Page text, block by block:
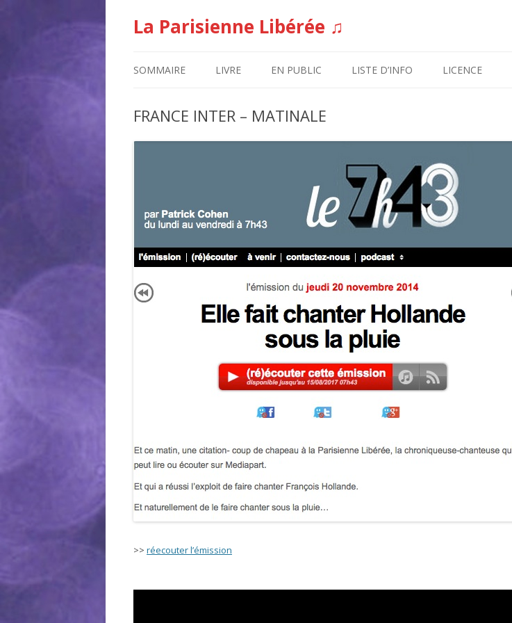
La Parisienne Libérée ♫
SOMMAIRE LIVRE EN PUBLIC LISTE D’INFO LICENCE
FRANCE INTER – MATINALE
>> réecouter l’émission